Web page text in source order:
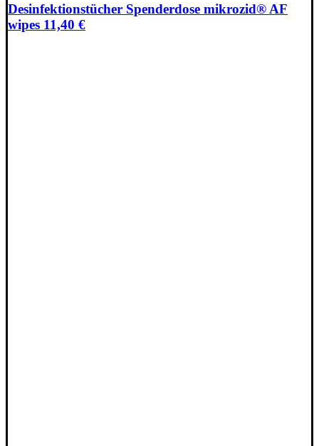
Desinfektionstücher Spenderdose mikrozid® AF
wipes 11,40 €